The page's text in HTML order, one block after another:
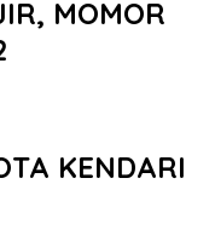
MOMOR
KENDARI